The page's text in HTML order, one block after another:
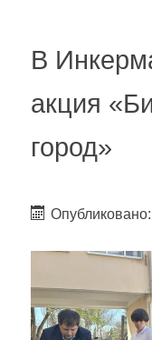
В
акция
город»